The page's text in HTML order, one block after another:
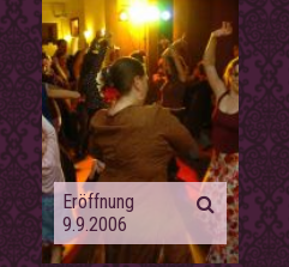
Eröffnung
9.9.2006